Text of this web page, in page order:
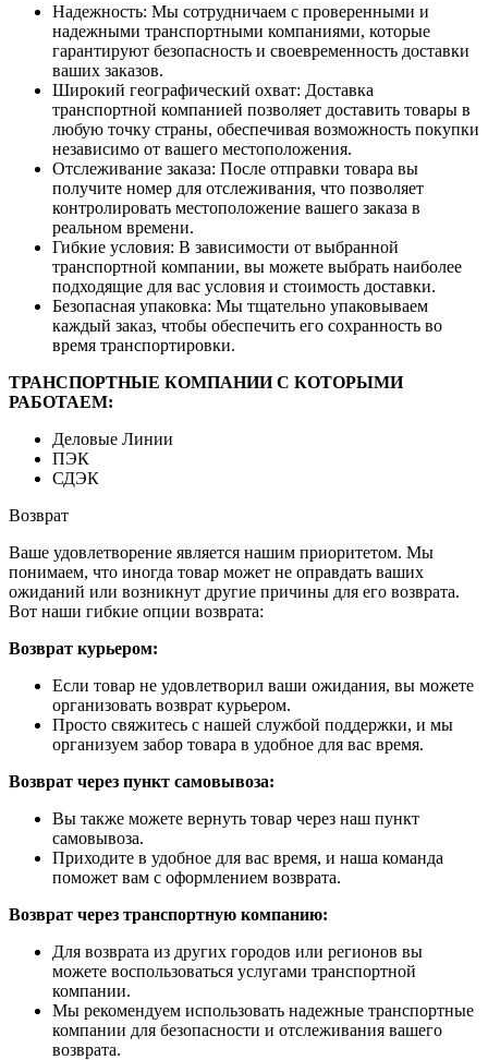
Надежность: Мы сотрудничаем с проверенными и
надежными транспортными компаниями, которые
гарантируют безопасность и своевременность доставки
ваших заказов.
Широкий географический охват: Доставка
транспортной компанией позволяет доставить товары в
любую точку страны, обеспечивая возможность покупки
независимо от вашего местоположения.
Отслеживание заказа: После отправки товара вы
получите номер для отслеживания, что позволяет
контролировать местоположение вашего заказа в
реальном времени.
Гибкие условия: В зависимости от выбранной
транспортной компании, вы можете выбрать наиболее
подходящие для вас условия и стоимость доставки.
Безопасная упаковка: Мы тщательно упаковываем
каждый заказ, чтобы обеспечить его сохранность во
время транспортировки.
ТРАНСПОРТНЫЕ КОМПАНИИ С КОТОРЫМИ
РАБОТАЕМ:
Деловые Линии
ПЭК
СДЭК
Возврат
Ваше удовлетворение является нашим приоритетом. Мы
понимаем, что иногда товар может не оправдать ваших
ожиданий или возникнут другие причины для его возврата.
Вот наши гибкие опции возврата:
Возврат курьером:
Если товар не удовлетворил ваши ожидания, вы можете
организовать возврат курьером.
Просто свяжитесь с нашей службой поддержки, и мы
организуем забор товара в удобное для вас время.
Возврат через пункт самовывоза:
Вы также можете вернуть товар через наш пункт
самовывоза.
Приходите в удобное для вас время, и наша команда
поможет вам с оформлением возврата.
Возврат через транспортную компанию:
Для возврата из других городов или регионов вы
можете воспользоваться услугами транспортной
компании.
Мы рекомендуем использовать надежные транспортные
компании для безопасности и отслеживания вашего
возврата.